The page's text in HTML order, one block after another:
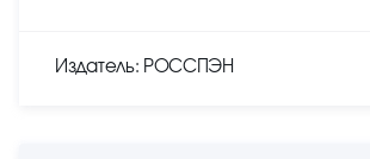
Издатель: РОССПЭН